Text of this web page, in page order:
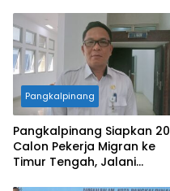
Pangkalpinang
Pangkalpinang Siapkan 20
Calon Pekerja Migran ke
Timur Tengah, Jalani